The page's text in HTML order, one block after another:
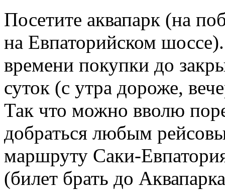
Посетите аквапарк (на
на Евпаторийском
времени покупки до
суток (с утра дороже,
Так что можно вволю
добраться любым
маршруту Саки-
(билет брать до